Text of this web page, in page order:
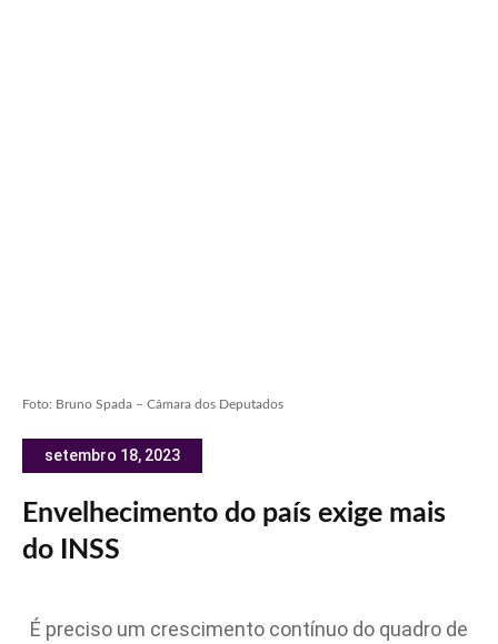
Foto: Bruno Spada – Câmara dos Deputados
setembro 18, 2023
Envelhecimento do país exige mais
do INSS
É preciso um crescimento contínuo do quadro de